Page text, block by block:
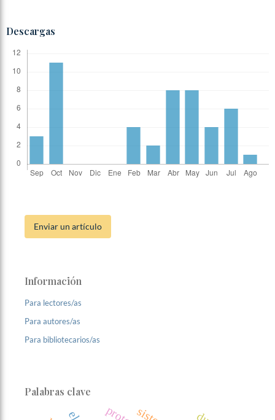
Descargas
Enviar un artículo
Información
Para lectores/as
Para autores/as
Para bibliotecarios/as
Palabras clave